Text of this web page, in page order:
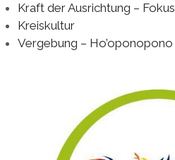
Kraft der Ausrichtung – Fokus
Kreiskultur
Vergebung – Ho’oponopono